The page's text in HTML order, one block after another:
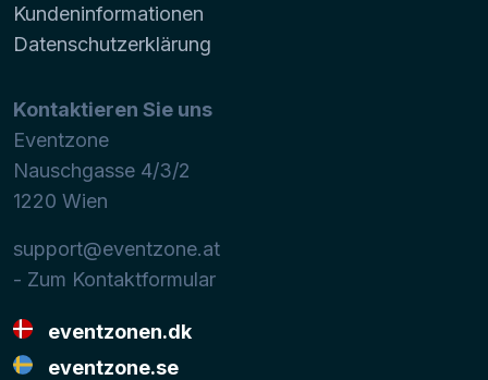
Kundeninformationen
Datenschutzerklärung
Kontaktieren Sie uns
Eventzone
Nauschgasse 4/3/2
1220 Wien
support@eventzone.at
- Zum Kontaktformular
eventzonen.dk
eventzone.se